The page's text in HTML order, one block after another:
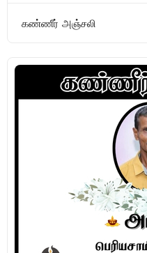
கண்ணீர் அஞ்சலி